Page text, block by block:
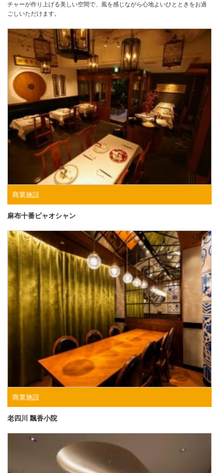
チャーが作り上げる美しい空間で、風を感じながら心地よいひとときをお過
ごしいただけます。
商業施設
麻布十番ピャオシャン
商業施設
老四川 飄香小院